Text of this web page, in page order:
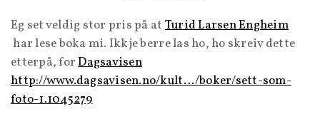
Eg set veldig stor pris på atTurid Larsen Engheim
har lese boka mi. Ikkje berre las ho, ho skreiv dette
etterpå, forDagsavisen
http://www.dagsavisen.no/kult…/boker/sett-som-
foto-1.1045279